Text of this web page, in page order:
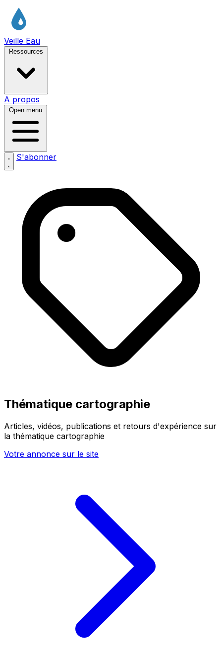
Veille Eau
Ressources
A propos
Open menu
S'abonner
Thématique cartographie
Articles, vidéos, publications et retours d'expérience sur
la thématique cartographie
Votre annonce sur le site